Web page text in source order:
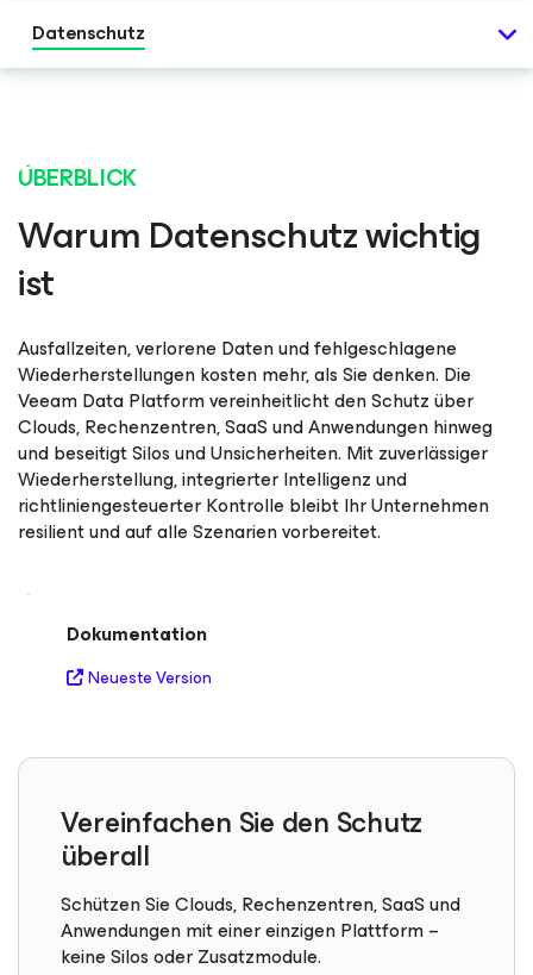
Datenschutz
ÜBERBLICK
Warum Datenschutz wichtig
ist
Ausfallzeiten, verlorene Daten und fehlgeschlagene
Wiederherstellungen kosten mehr, als Sie denken. Die
Veeam Data Platform vereinheitlicht den Schutz über
Clouds, Rechenzentren, SaaS und Anwendungen hinweg
und beseitigt Silos und Unsicherheiten. Mit zuverlässiger
Wiederherstellung, integrierter Intelligenz und
richtliniengesteuerter Kontrolle bleibt Ihr Unternehmen
resilient und auf alle Szenarien vorbereitet.
Dokumentation
Neueste Version
Vereinfachen Sie den Schutz
überall
Schützen Sie Clouds, Rechenzentren, SaaS und
Anwendungen mit einer einzigen Plattform –
keine Silos oder Zusatzmodule.